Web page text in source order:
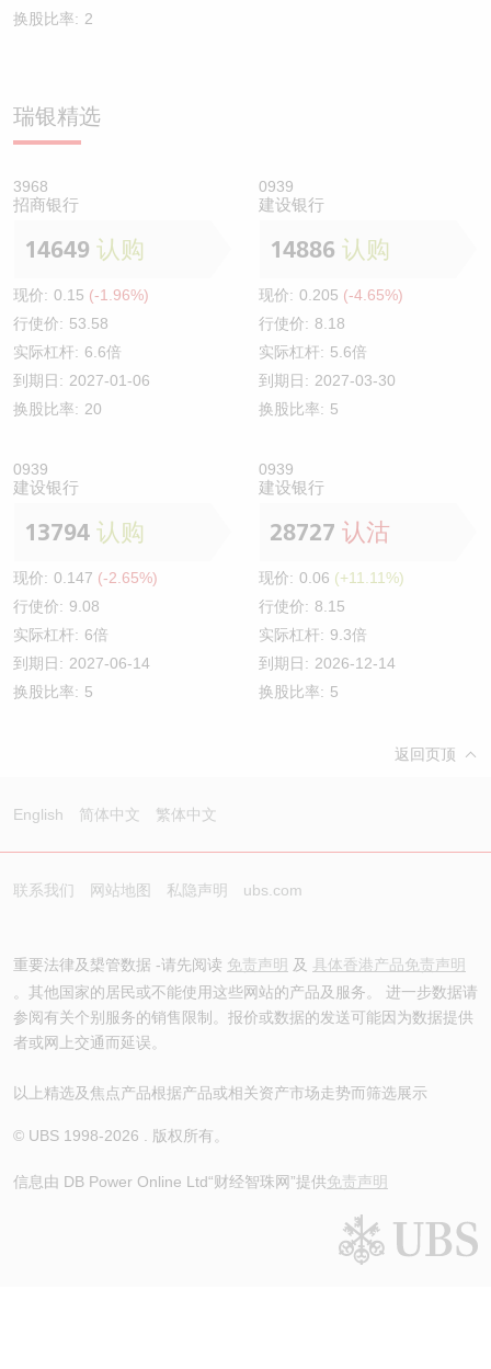
换股比率: 2
瑞银精选
3968
招商银行
14649 认购
现价: 0.15 (-1.96%)
行使价: 53.58
实际杠杆: 6.6倍
到期日: 2027-01-06
换股比率: 20
0939
建设银行
14886 认购
现价: 0.205 (-4.65%)
行使价: 8.18
实际杠杆: 5.6倍
到期日: 2027-03-30
换股比率: 5
0939
建设银行
13794 认购
现价: 0.147 (-2.65%)
行使价: 9.08
实际杠杆: 6倍
到期日: 2027-06-14
换股比率: 5
0939
建设银行
28727 认沽
现价: 0.06 (+11.11%)
行使价: 8.15
实际杠杆: 9.3倍
到期日: 2026-12-14
换股比率: 5
返回页顶
English 简体中文 繁体中文
联系我们 网站地图 私隐声明 ubs.com
重要法律及槼管数据 -请先阅读 免责声明 及 具体香港产品免责声明
。其他国家的居民或不能使用这些网站的产品及服务。 进一步数据请
参阅有关个别服务的销售限制。报价或数据的发送可能因为数据提供
者或网上交通而延误。
以上精选及焦点产品根据产品或相关资产市场走势而筛选展示
© UBS 1998-2026 . 版权所有。
信息由 DB Power Online Ltd“财经智珠网”提供免责声明